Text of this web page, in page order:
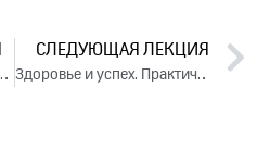
Солнечный ретрит здоровья. День 5. Часть 3 (2024)
СЛЕДУЮЩАЯ ЛЕКЦИЯ
Здоровье и успех. Практические советы. День 1. Часть 1 (2024)